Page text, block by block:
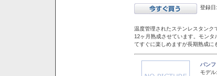
登録
温度管理されたステンレスタンク
12ヶ月熟成させています。モン
てすぐに楽しめますが長期熟成に
バン
モデル: